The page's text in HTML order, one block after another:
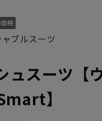
YA6 YA8
ブルスーツ
ュスーツ【
】